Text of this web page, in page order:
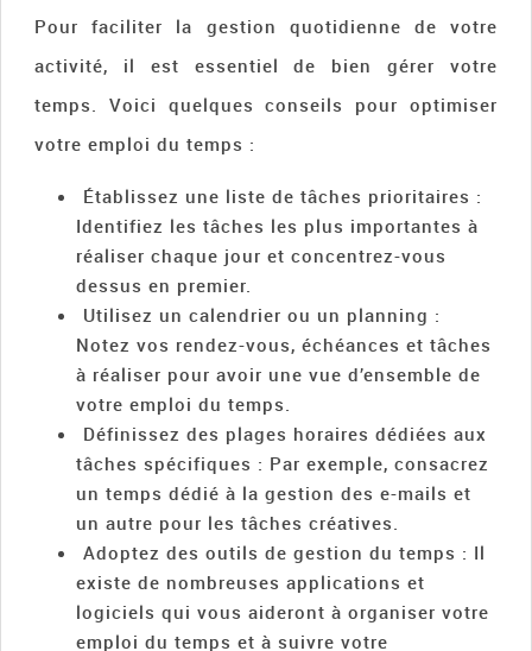
Pour faciliter la gestion quotidienne de votre
activité, il est essentiel de bien gérer votre
temps. Voici quelques conseils pour optimiser
votre emploi du temps :
Établissez une liste de tâches prioritaires :
Identifiez les tâches les plus importantes à
réaliser chaque jour et concentrez-vous
dessus en premier.
Utilisez un calendrier ou un planning :
Notez vos rendez-vous, échéances et tâches
à réaliser pour avoir une vue d’ensemble de
votre emploi du temps.
Définissez des plages horaires dédiées aux
tâches spécifiques : Par exemple, consacrez
un temps dédié à la gestion des e-mails et
un autre pour les tâches créatives.
Adoptez des outils de gestion du temps : Il
existe de nombreuses applications et
logiciels qui vous aideront à organiser votre
emploi du temps et à suivre votre